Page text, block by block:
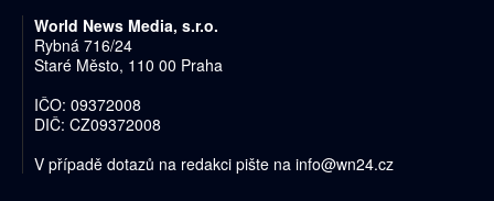
World News Media, s.r.o.
Rybná 716/24
Staré Město, 110 00 Praha
IČO: 09372008
DIČ: CZ09372008
V případě dotazů na redakci pište na info@wn24.cz